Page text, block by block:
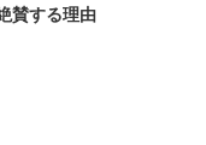
賛する理由